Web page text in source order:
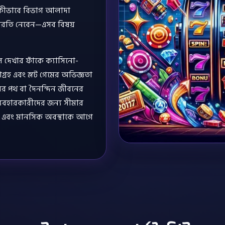
বিভাগ আলাদা
নেবেন—এসব বিষয়
দেখার ফাঁকে ক্যাসিনো-
এবং স্লট গেমের অভিজ্ঞতা
পথ বা দৈনন্দিন জীবনের
জন্য সীমার
এবং মানসিক অবস্থাকে আগে